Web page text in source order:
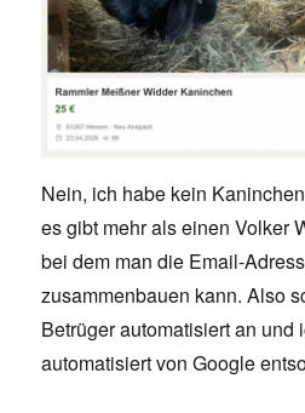
Nein, ich habe kein
es gibt mehr als einen Volker
bei dem man die Email-
zusammenbauen kann. Also
Betrüger automatisiert an und
automatisiert von Google